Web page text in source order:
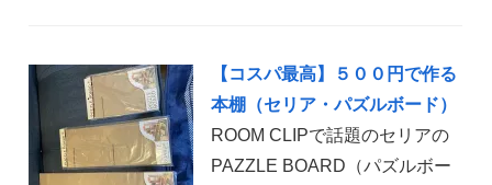
【コスパ最高】５００円で作る
本棚（セリア・パズルボード）
ROOM CLIPで話題のセリアの
PAZZLE BOARD（パズルボー